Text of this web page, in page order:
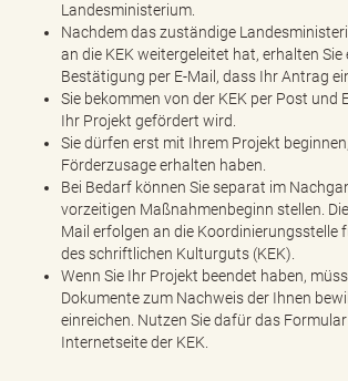
Landesministerium.
Nachdem das zuständige
an die KEK weitergeleitet hat, erhalten Sie
Bestätigung per E-Mail, dass Ihr Antrag
Sie bekommen von der KEK per Post und
Ihr Projekt gefördert wird.
Sie dürfen erst mit Ihrem Projekt
Förderzusage erhalten haben.
Bei Bedarf können Sie separat im
vorzeitigen Maßnahmenbeginn stellen.
Mail erfolgen an die Koordinierungsstelle
des schriftlichen Kulturguts (KEK).
Wenn Sie Ihr Projekt beendet haben,
Dokumente zum Nachweis der Ihnen
einreichen. Nutzen Sie dafür das
Internetseite der KEK.